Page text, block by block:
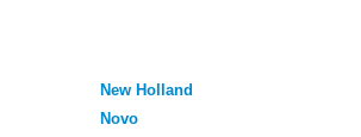
New Holland
Novo